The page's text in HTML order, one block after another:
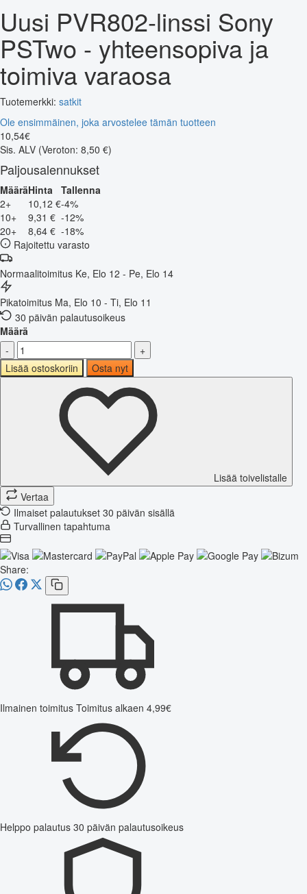
Uusi PVR802-linssi Sony
PSTwo - yhteensopiva ja
toimiva varaosa
Tuotemerkki: satkit
Ole ensimmäinen, joka arvostelee tämän tuotteen
10,54€
Sis. ALV (Veroton: 8,50 €)
Paljousalennukset
MääräHinta Tallenna
2+
10,12 €-4%
10+
9,31 € -12%
20+
8,64 € -18%
Rajoitettu varasto
Normaalitoimitus Ke, Elo 12 - Pe, Elo 14
Pikatoimitus Ma, Elo 10 - Ti, Elo 11
30 päivän palautusoikeus
Määrä
-
+
Lisää ostoskoriin
Osta nyt
Lisää toivelistalle
Vertaa
Ilmaiset palautukset 30 päivän sisällä
Turvallinen tapahtuma
Share:
Ilmainen toimitus Toimitus alkaen 4,99€
Helppo palautus 30 päivän palautusoikeus